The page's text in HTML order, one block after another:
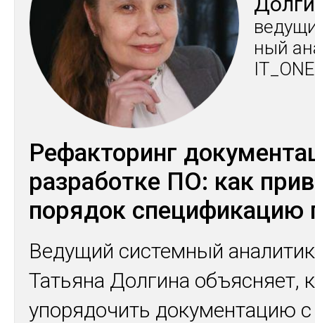
ный
IT_ONE
Рефакторинг
разработке ПО: как
порядок спецификацию
Ведущий системный
Татьяна Долгина объясняет,
упорядочить документацию